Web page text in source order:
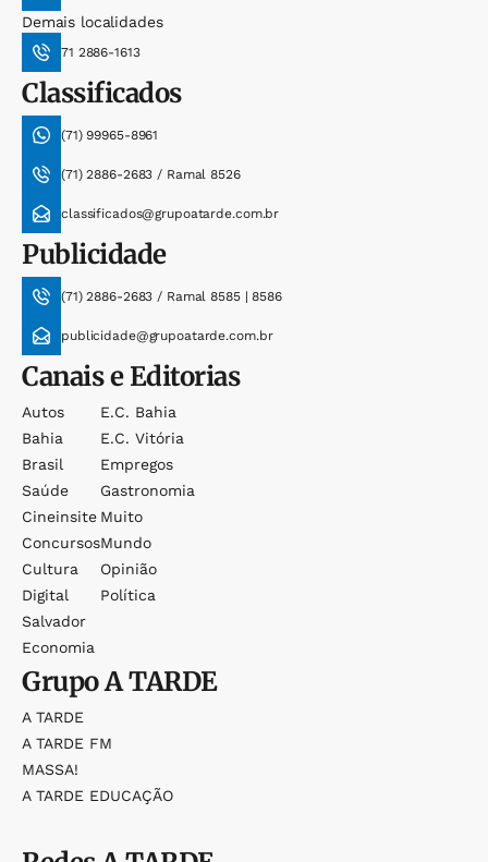
Demais localidades
71 2886-1613
Classificados
(71) 99965-8961
(71) 2886-2683 / Ramal 8526
classificados@grupoatarde.com.br
Publicidade
(71) 2886-2683 / Ramal 8585 | 8586
publicidade@grupoatarde.com.br
Canais e Editorias
Autos
Bahia
Brasil
Saúde
Cineinsite
Concursos
Cultura
Digital
Salvador
Economia
E.c. Bahia
E.c. Vitória
Empregos
Gastronomia
Muito
Mundo
Opinião
Política
GrupoA TARDE
A TARDE
A TARDE FM
MASSA!
A TARDE EDUCAÇÃO